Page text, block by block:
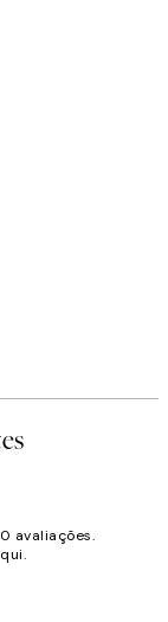
avaliações.